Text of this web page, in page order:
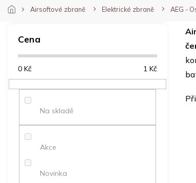
Airsoftové zbraně Elektrické zbraně AEG -
a
Cena
0 Kč 1 Kč
Na skladě
Akce
Novinka